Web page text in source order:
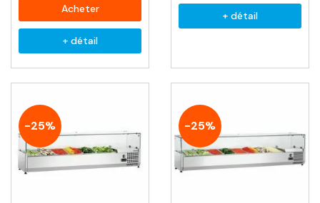
Acheter
+ détail
+ détail
-25% -25%